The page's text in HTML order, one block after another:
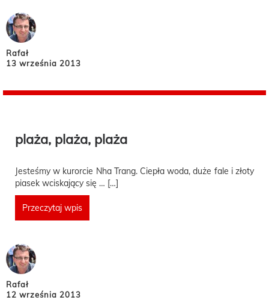
Rafał
13 września 2013
plaża, plaża, plaża
Jesteśmy w kurorcie Nha Trang. Ciepła woda, duże fale i złoty
piasek wciskający się … […]
Przeczytaj wpis
Rafał
12 września 2013